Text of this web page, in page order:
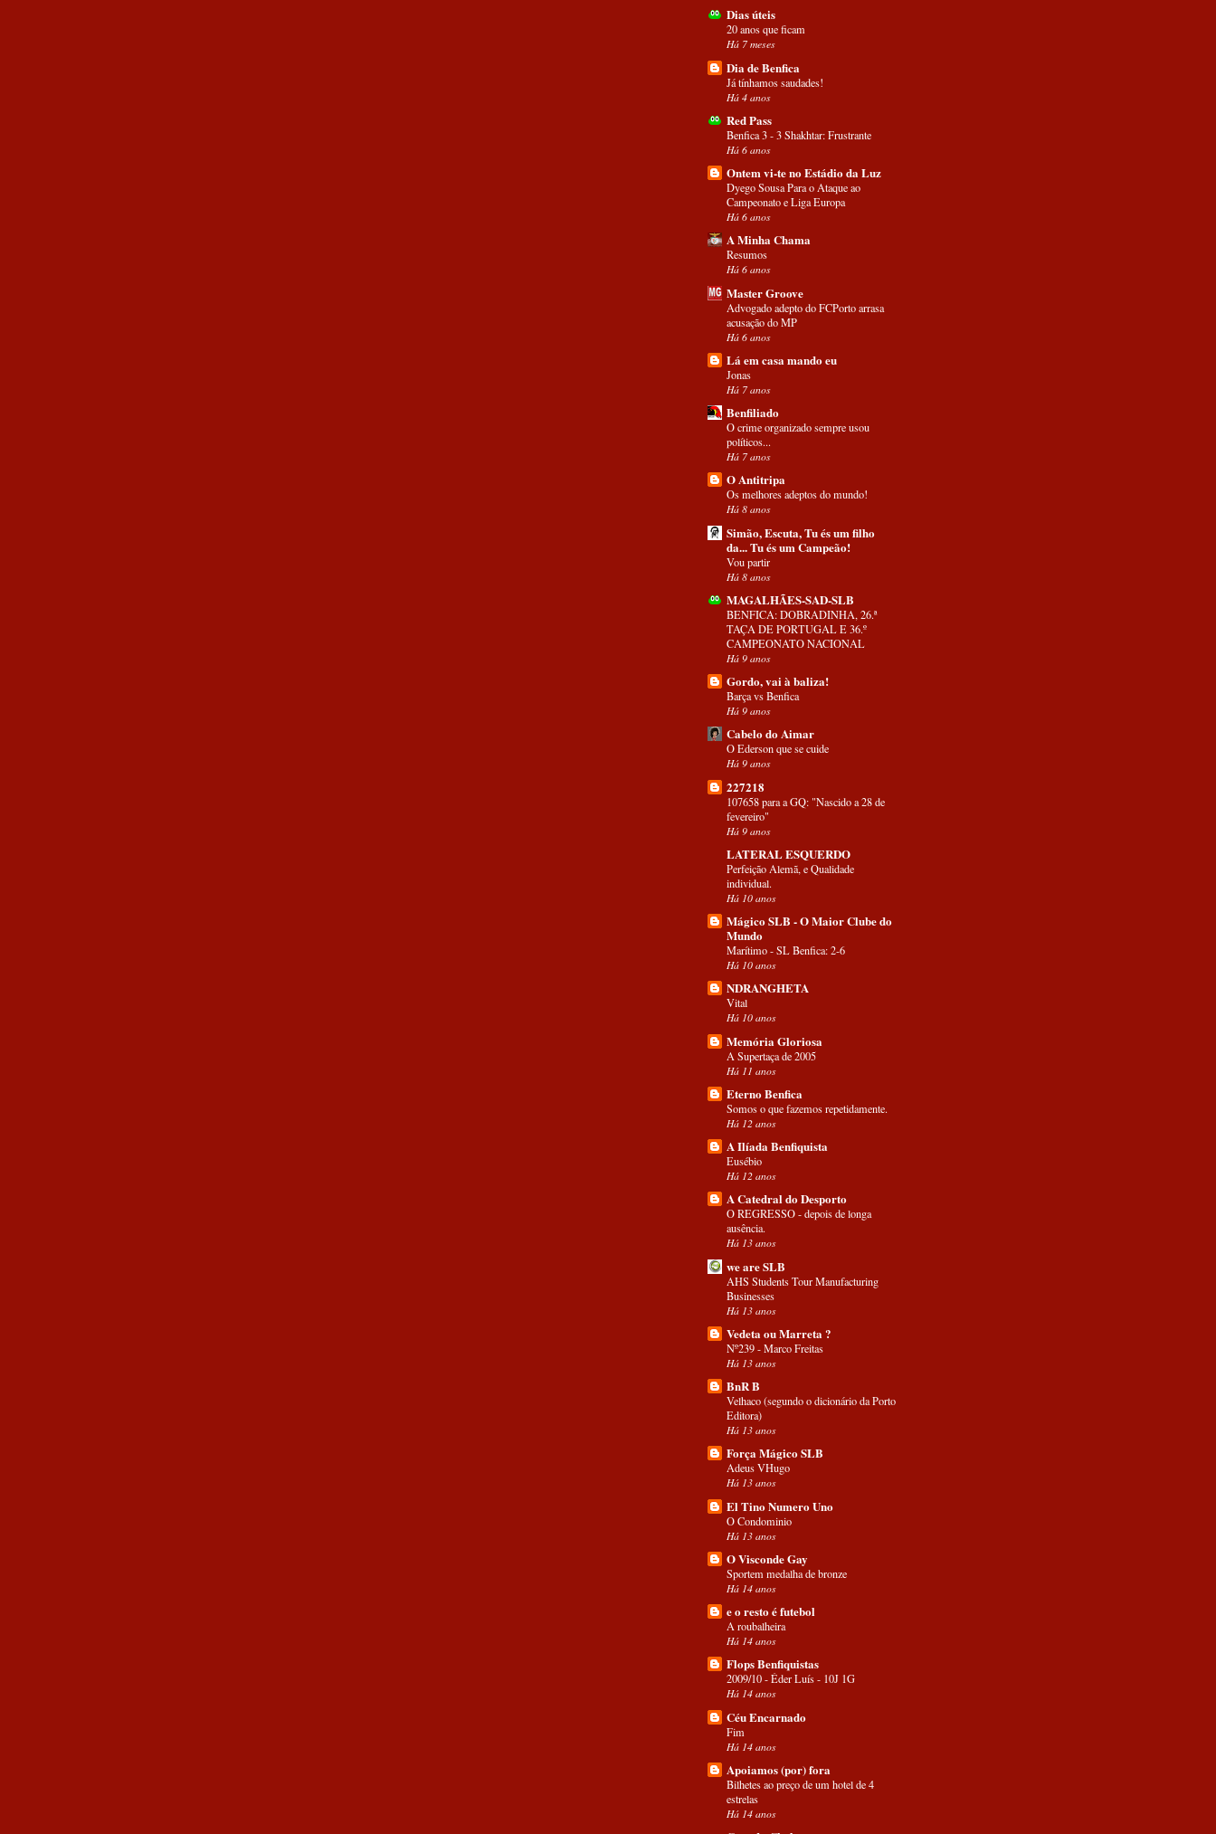
Dias úteis
20 anos que ficam
Há 7 meses
Dia de Benfica
Já tínhamos saudades!
Há 4 anos
Red Pass
Benfica 3 - 3 Shakhtar: Frustrante
Há 6 anos
Ontem vi-te no Estádio da Luz
Dyego Sousa Para o Ataque ao
Campeonato e Liga Europa
Há 6 anos
A Minha Chama
Resumos
Há 6 anos
Master Groove
Advogado adepto do FCPorto arrasa
acusação do MP
Há 6 anos
Lá em casa mando eu
Jonas
Há 7 anos
Benfiliado
O crime organizado sempre usou
políticos...
Há 7 anos
O Antitripa
Os melhores adeptos do mundo!
Há 8 anos
Simão, Escuta, Tu és um filho
da... Tu és um Campeão!
Vou partir
Há 8 anos
MAGALHÃES-SAD-SLB
BENFICA: DOBRADINHA, 26.ª
TAÇA DE PORTUGAL E 36.º
CAMPEONATO NACIONAL
Há 9 anos
Gordo, vai à baliza!
Barça vs Benfica
Há 9 anos
Cabelo do Aimar
O Ederson que se cuide
Há 9 anos
227218
107658 para a GQ: "Nascido a 28 de
fevereiro"
Há 9 anos
LATERAL ESQUERDO
Perfeição Alemã, e Qualidade
individual.
Há 10 anos
Mágico SLB - O Maior Clube do
Mundo
Marítimo - SL Benfica: 2-6
Há 10 anos
NDRANGHETA
Vital
Há 10 anos
Memória Gloriosa
A Supertaça de 2005
Há 11 anos
Eterno Benfica
Somos o que fazemos repetidamente.
Há 12 anos
A Ilíada Benfiquista
Eusébio
Há 12 anos
A Catedral do Desporto
O REGRESSO - depois de longa
ausência.
Há 13 anos
we are SLB
AHS Students Tour Manufacturing
Businesses
Há 13 anos
Vedeta ou Marreta ?
Nº239 - Marco Freitas
Há 13 anos
BnR B
Velhaco (segundo o dicionário da Porto
Editora)
Há 13 anos
Força Mágico SLB
Adeus VHugo
Há 13 anos
El Tino Numero Uno
O Condominio
Há 13 anos
O Visconde Gay
Sportem medalha de bronze
Há 14 anos
e o resto é futebol
A roubalheira
Há 14 anos
Flops Benfiquistas
2009/10 - Éder Luís - 10J 1G
Há 14 anos
Céu Encarnado
Fim
Há 14 anos
Apoiamos (por) fora
Bilhetes ao preço de um hotel de 4
estrelas
Há 14 anos